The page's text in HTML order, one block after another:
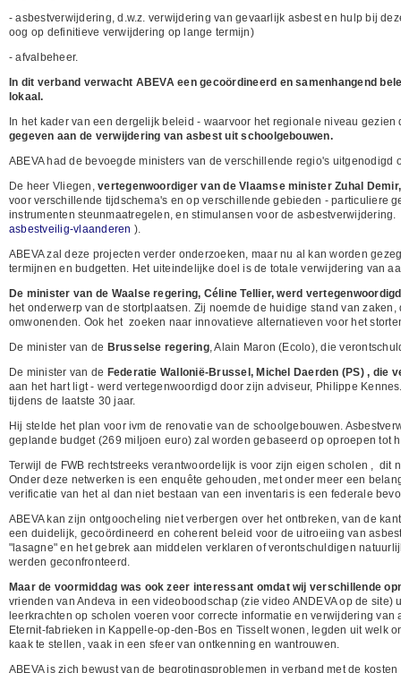
- asbestverwijdering, d.w.z. verwijdering van gevaarlijk asbest en hulp bij
oog op definitieve verwijdering op lange termijn)
- afvalbeheer.
In dit verband verwacht ABEVA een gecoördineerd en samenhangend
lokaal.
In het kader van een dergelijk beleid - waarvoor het regionale niveau
gegeven aan de verwijdering van asbest uit schoolgebouwen.
ABEVA had de bevoegde ministers van de verschillende regio's uitgenodigd
De heer Vliegen,vertegenwoordiger van de Vlaamse minister Zuhal Demir,
voor verschillende tijdschema's en op verschillende gebieden - particuliere
instrumenten steunmaatregelen, en stimulansen voor de
asbestveilig-vlaanderen ).
ABEVA zal deze projecten verder onderzoeken, maar nu al kan worden
termijnen en budgetten. Het uiteindelijke doel is de totale verwijdering van
De minister van de Waalse regering, Céline Tellier, werd
het onderwerp van de stortplaatsen. Zij noemde de huidige stand van
omwonenden. Ook het zoeken naar innovatieve alternatieven voor het
De minister van de Brusselse regering, Alain Maron (Ecolo), die
De minister van de Federatie Wallonië-Brussel, Michel Daerden (PS) , die
aan het hart ligt - werd vertegenwoordigd door zijn adviseur, Philippe
tijdens de laatste 30 jaar.
Hij stelde het plan voor ivm de renovatie van de schoolgebouwen.
geplande budget (269 miljoen euro) zal worden gebaseerd op oproepen tot
Terwijl de FWB rechtstreeks verantwoordelijk is voor zijn eigen scholen ,
Onder deze netwerken is een enquête gehouden, met onder meer een
verificatie van het al dan niet bestaan van een inventaris is een federale
ABEVA kan zijn ontgoocheling niet verbergen over het ontbreken, van de
een duidelijk, gecoördineerd en coherent beleid voor de uitroeiing van
"lasagne" en het gebrek aan middelen verklaren of verontschuldigen
werden geconfronteerd.
Maar de voormiddag was ook zeer interessant omdat wij verschillende
vrienden van Andeva in een videoboodschap (zie video ANDEVA op de
leerkrachten op scholen voeren voor correcte informatie en verwijdering
Eternit-fabrieken in Kappelle-op-den-Bos en Tisselt wonen, legden uit welk
kaak te stellen, vaak in een sfeer van ontkenning en wantrouwen.
ABEVA is zich bewust van de begrotingsproblemen in verband met de